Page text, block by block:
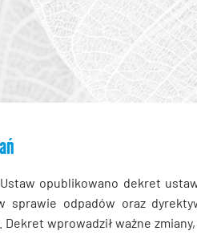
opublikowano dekret
sprawie odpadów oraz
wprowadził ważne